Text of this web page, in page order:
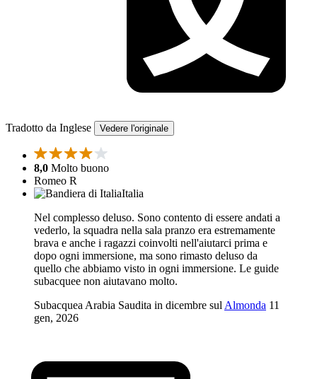
Tradotto da Inglese Vedere l'originale
8,0 Molto buono
Romeo R
Italia
Nel complesso deluso. Sono contento di essere andati a
vederlo, la squadra nella sala pranzo era estremamente
brava e anche i ragazzi coinvolti nell'aiutarci prima e
dopo ogni immersione, ma sono rimasto deluso da
quello che abbiamo visto in ogni immersione. Le guide
subacquee non aiutavano molto.
Subacquea Arabia Saudita in dicembre sul Almonda 11
gen, 2026